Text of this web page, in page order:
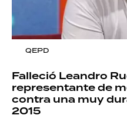
QEPD
Falleció Leandro
representante de
contra una muy
2015